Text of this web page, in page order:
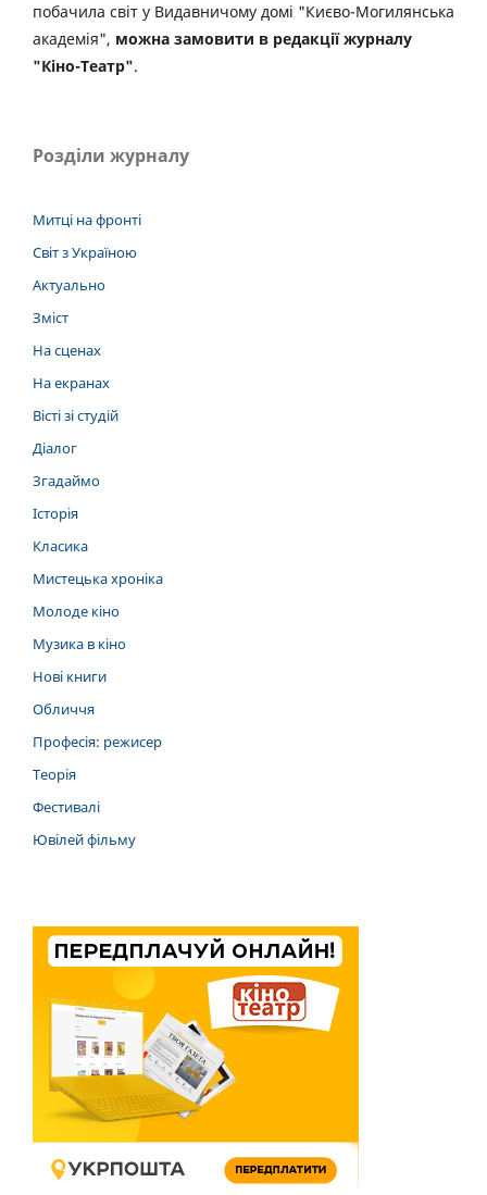
побачила світ у Видавничому домі "Києво-Могилянська
академія", можна замовити в редакції журналу
"Кіно-Театр".
Розділи журналу
Митці на фронті
Світ з Україною
Актуально
Зміст
На сценах
На екранах
Вісті зі студій
Діалог
Згадаймо
Історія
Класика
Мистецька хроніка
Молоде кіно
Музика в кіно
Нові книги
Обличчя
Професія: режисер
Теорія
Фестивалі
Ювілей фільму